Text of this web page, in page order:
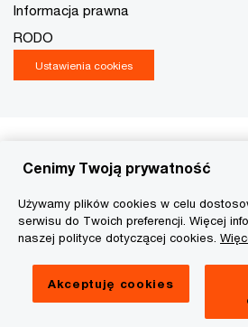
Informacja prawna
RODO
Ustawienia cookies
Cenimy Twoją prywatność
Używamy plików cookies w celu
serwisu do Twoich preferencji. Więcej
naszej polityce dotyczącej cookies.
Akceptuję cookies